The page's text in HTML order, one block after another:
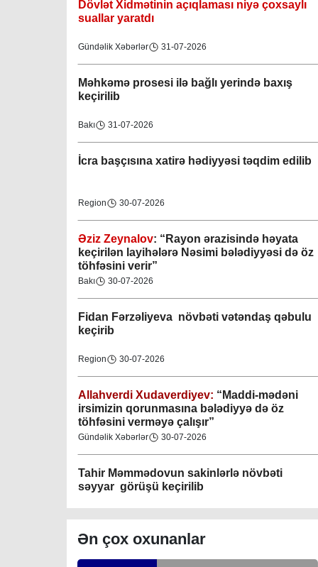
Dövlət Xidmətinin açıqlaması niyə çoxsaylı
suallar yaratdı
Gündəlik Xəbərlər 31-07-2026
Məhkəmə prosesi ilə bağlı yerində baxış
keçirilib
Bakı 31-07-2026
İcra başçısına xatirə hədiyyəsi təqdim edilib
Region 30-07-2026
Əziz Zeynalov: “Rayon ərazisində həyata
keçirilən layihələrə Nəsimi bələdiyyəsi də öz
töhfəsini verir”
Bakı 30-07-2026
Fidan Fərzəliyeva növbəti vətəndaş qəbulu
keçirib
Region 30-07-2026
Allahverdi Xudaverdiyev: “Maddi-mədəni
irsimizin qorunmasına bələdiyyə də öz
töhfəsini verməyə çalışır”
Gündəlik Xəbərlər 30-07-2026
Tahir Məmmədovun sakinlərlə növbəti
səyyar görüşü keçirilib
Elşad Vəliyev:
təmin olunması və fövqəladə hallara operativ
Ən çox oxunanlar
Gəncə şəhəri Nizami bələdiyyəsi
08-04-2023
M.Ə.Rəsuzladə bələdiyyəsi
07-04-2023
Xətai bələdiyyəsi
07-04-2023
Mingəçevir bələdiyyəsi
06-04-2023
Nəsimi bələdiyyəsi
06-04-2023
Nərimanov bələdiyyəsi
06-04-2023